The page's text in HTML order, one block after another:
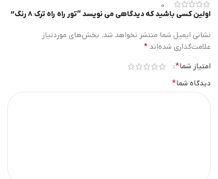
0
اولین کسی باشید که دیدگاهی می نویسد “تور راه راه ترک 8 رنگ”
نشانی ایمیل شما منتشر نخواهد شد. بخش‌های موردنیاز
علامت‌گذاری شده‌اند *
امتیاز شما*
دیدگاه شما*